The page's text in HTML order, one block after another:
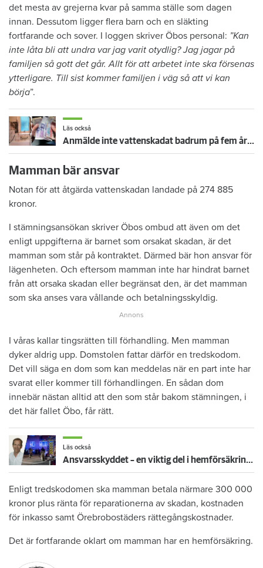
det mesta av grejerna kvar på samma ställe som dagen
innan. Dessutom ligger flera barn och en släkting
fortfarande och sover. I loggen skriver Öbos personal: ”Kan
inte låta bli att undra var jag varit otydlig? Jag jagar på
familjen så gott det går. Allt för att arbetet inte ska försenas
ytterligare. Till sist kommer familjen i väg så att vi kan
börja”.
Läs också
Anmälde inte vattenskadat badrum på fem år – krävs på 125 000 kronor
Mamman bär ansvar
Notan för att åtgärda vattenskadan landade på 274 885
kronor.
I stämningsansökan skriver Öbos ombud att även om det
enligt uppgifterna är barnet som orsakat skadan, är det
mamman som står på kontraktet. Därmed bär hon ansvar för
lägenheten. Och eftersom mamman inte har hindrat barnet
från att orsaka skadan eller begränsat den, är det mamman
som ska anses vara vållande och betalningsskyldig.
I våras kallar tingsrätten till förhandling. Men mamman
dyker aldrig upp. Domstolen fattar därför en tredskodom.
Det vill säga en dom som kan meddelas när en part inte har
svarat eller kommer till förhandlingen. En sådan dom
innebär nästan alltid att den som står bakom stämningen, i
det här fallet Öbo, får rätt.
Läs också
Ansvarsskyddet – en viktig del i hemförsäkringen
Enligt tredskodomen ska mamman betala närmare 300 000
kronor plus ränta för reparationerna av skadan, kostnaden
för inkasso samt Örebrobostäders rättegångskostnader.
Det är fortfarande oklart om mamman har en hemförsäkring.